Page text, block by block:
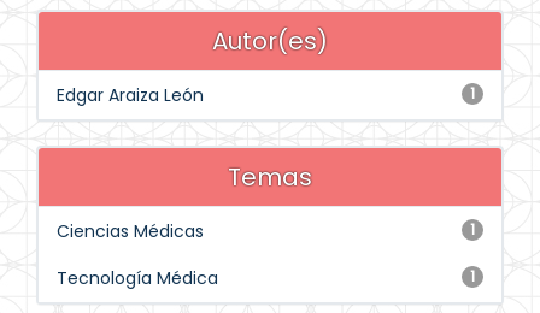
Autor(es)
1
Edgar Araiza León
Temas
1
Ciencias Médicas
1
Tecnología Médica